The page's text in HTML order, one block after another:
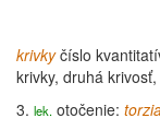
krivkyčíslo
krivky, druhá
3. lek. otočenie: